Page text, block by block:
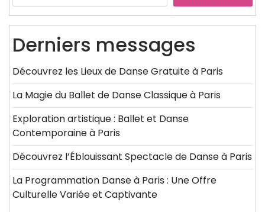
Derniers messages
Découvrez les Lieux de Danse Gratuite à Paris
La Magie du Ballet de Danse Classique à Paris
Exploration artistique : Ballet et Danse
Contemporaine à Paris
Découvrez l’Éblouissant Spectacle de Danse à Paris
La Programmation Danse à Paris : Une Offre
Culturelle Variée et Captivante